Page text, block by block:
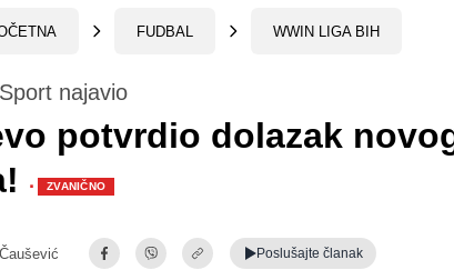
FUDBAL WWIN LIGA BIH
najavio
potvrdio dolazak
· ZVANIČNO
Poslušajte članak